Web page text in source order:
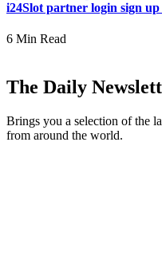
i24Slot partner login sign
6 Min Read
The Daily
Brings you a selection of the
from around the world.